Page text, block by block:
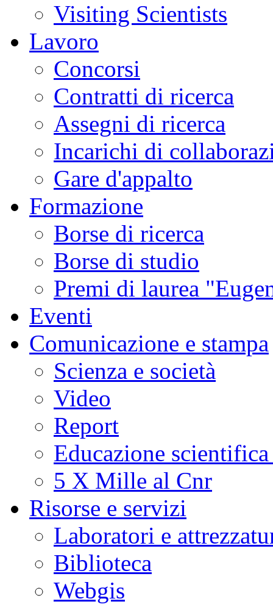
Visiting Scientists
Lavoro
Concorsi
Contratti di ricerca
Assegni di ricerca
Incarichi di
Gare d'appalto
Formazione
Borse di ricerca
Borse di studio
Premi di laurea
Eventi
Comunicazione e stampa
Scienza e società
Video
Report
Educazione
5 X Mille al Cnr
Risorse e servizi
Laboratori e
Biblioteca
Webgis